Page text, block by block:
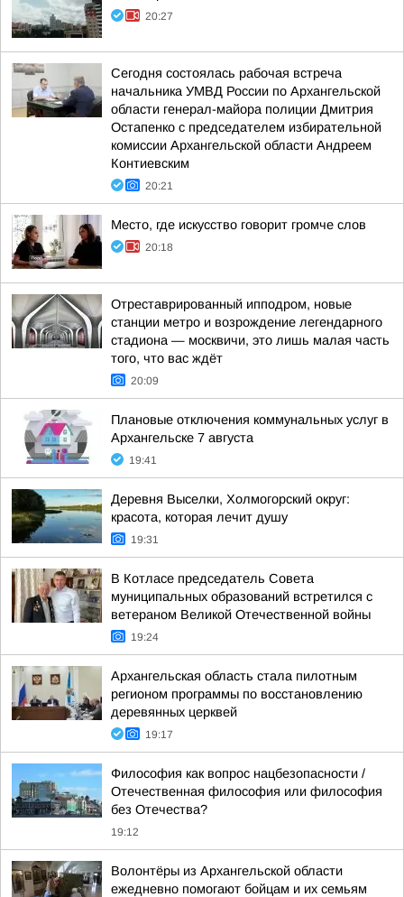
20:27
Сегодня состоялась рабочая встреча
начальника УМВД России по Архангельской
области генерал-майора полиции Дмитрия
Остапенко с председателем избирательной
комиссии Архангельской области Андреем
Контиевским
20:21
Место, где искусство говорит громче слов
20:18
Отреставрированный ипподром, новые
станции метро и возрождение легендарного
стадиона — москвичи, это лишь малая часть
того, что вас ждёт
20:09
Плановые отключения коммунальных услуг в
Архангельске 7 августа
19:41
Деревня Выселки, Холмогорский округ:
красота, которая лечит душу
19:31
В Котласе председатель Совета
муниципальных образований встретился с
ветераном Великой Отечественной войны
19:24
Архангельская область стала пилотным
регионом программы по восстановлению
деревянных церквей
19:17
Философия как вопрос нацбезопасности /
Отечественная философия или философия
без Отечества?
19:12
Волонтёры из Архангельской области
ежедневно помогают бойцам и их семьям